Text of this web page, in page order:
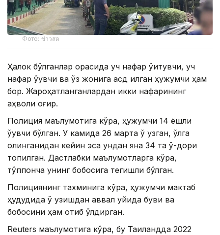
Фото: ข่าวสด
Ҳалок бўлганлар орасида уч нафар ўқитувчи, уч
нафар ўқувчи ва ўз жонига қасд қилган ҳужумчи ҳам
бор. Жароҳатланганлардан икки нафарининг
аҳволи оғир.
Полиция маълумотига кўра, ҳужумчи 14 ёшли
ўқувчи бўлган. У камида 26 марта ўқ узган, қўлга
олинганидан кейин эса ундан яна 34 та ўқ-дори
топилган. Дастлабки маълумотларга кўра,
тўппонча унинг бобосига тегишли бўлган.
Полициянинг тахминига кўра, ҳужумчи мактаб
ҳудудида ўқ узишдан аввал уйида буви ва
бобосини ҳам отиб ўлдирган.
Reuters маълумотига кўра, бу Таиландда 2022